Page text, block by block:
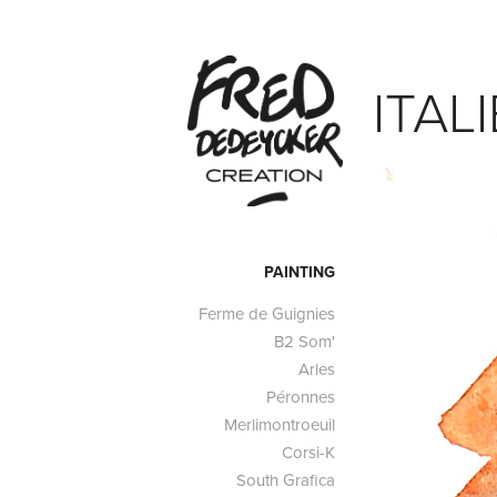
PAINTING
Ferme de Guignies
B2 Som'
Arles
Péronnes
Merlimontroeuil
Corsi-K
South Grafica